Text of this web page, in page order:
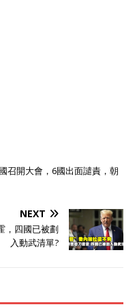
召開大會，6國出面譴責，朝
NEXT
，四國已被劃
入動武清單?